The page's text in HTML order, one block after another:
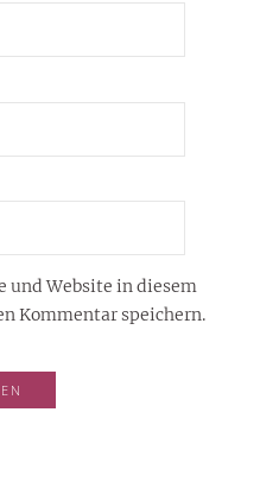
Website in diesem
Kommentar speichern.